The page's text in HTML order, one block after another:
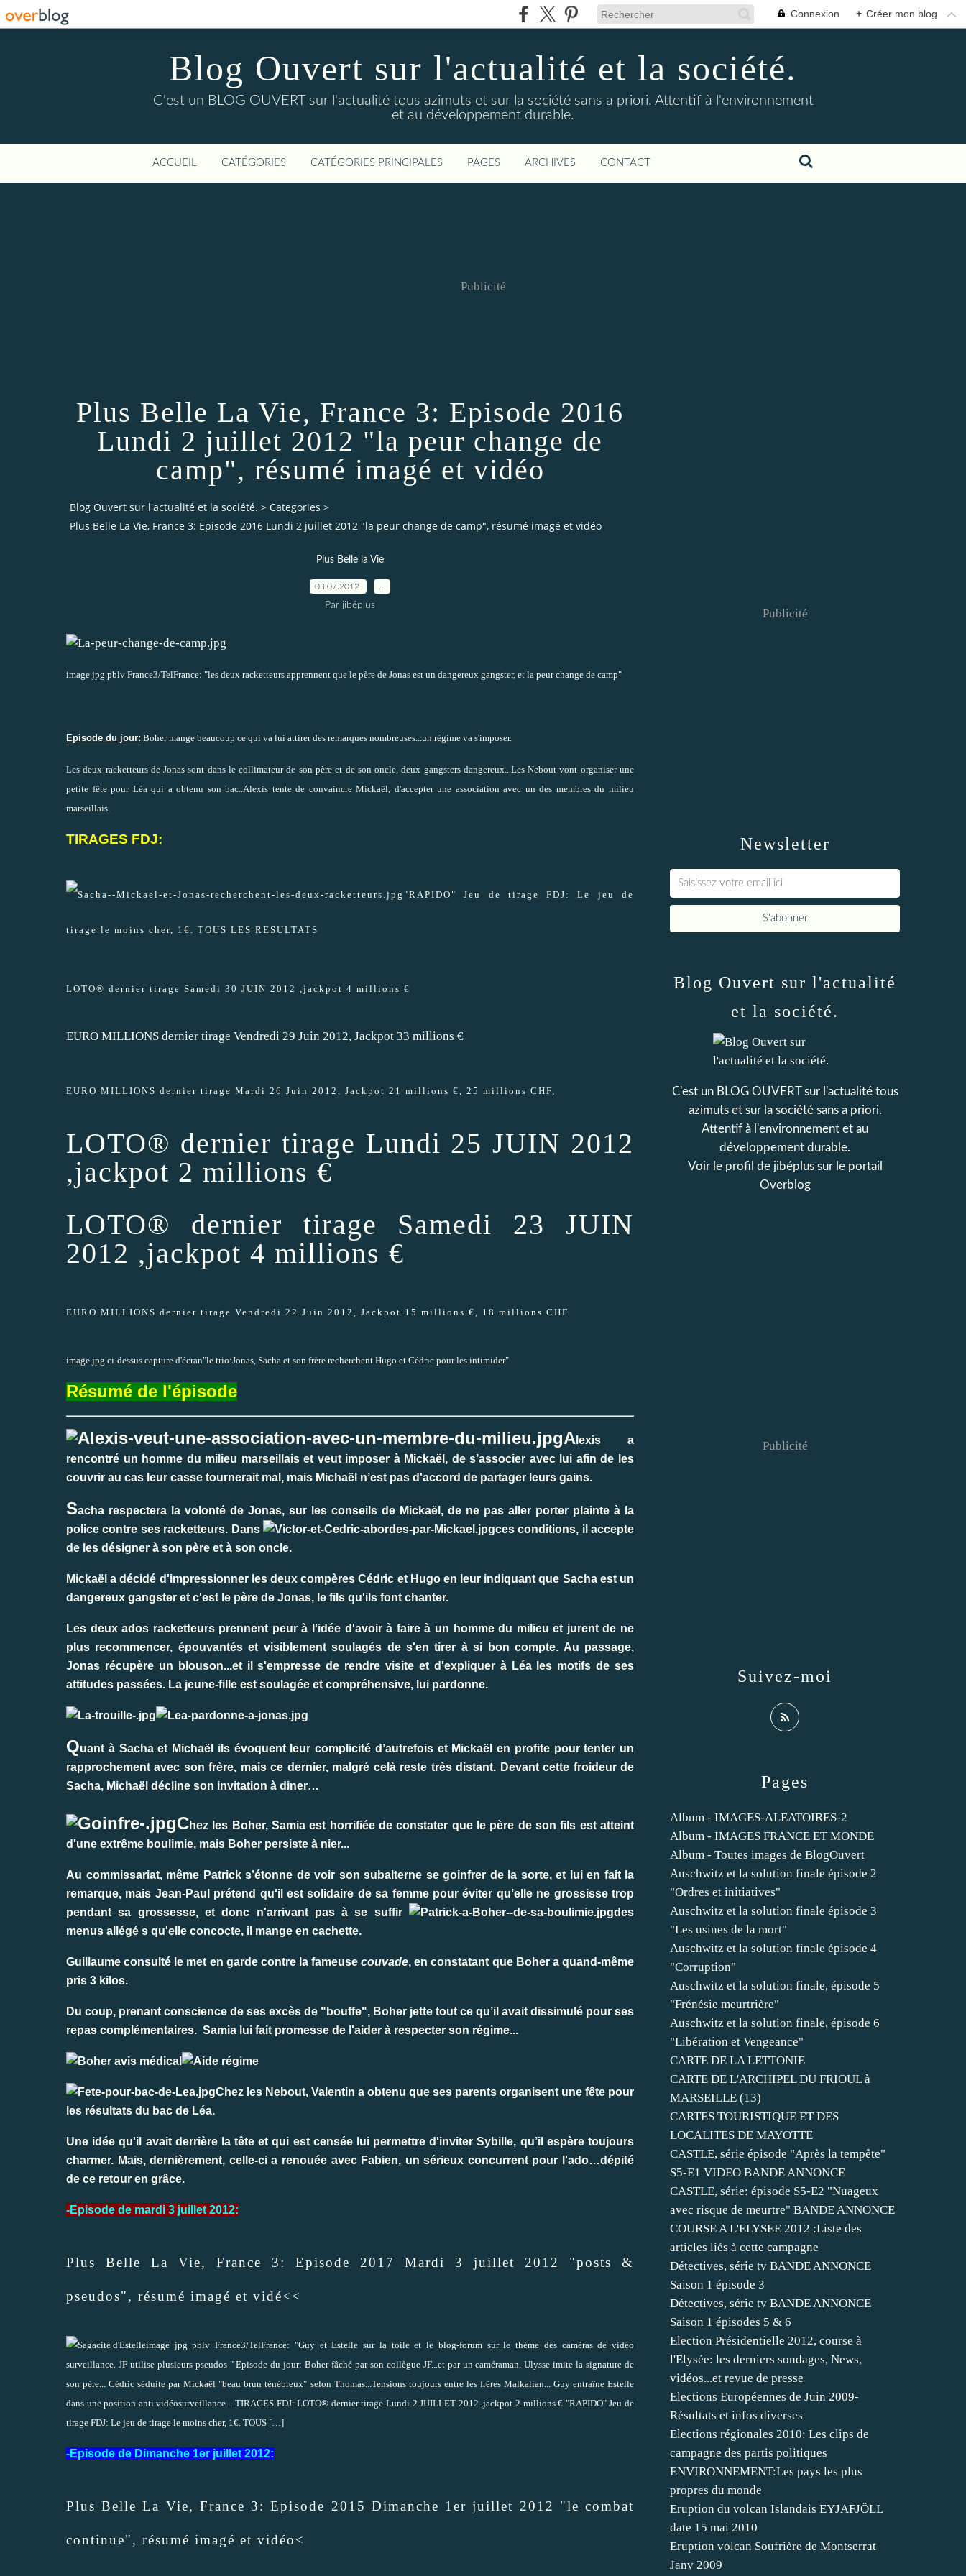
Connexion + Créer mon blog
Blog Ouvert sur l'actualité et la société.
C'est un BLOG OUVERT sur l'actualité tous azimuts et sur la société sans a priori. Attentif à l'environnement
et au développement durable.
ACCUEIL CATÉGORIES CATÉGORIES PRINCIPALES PAGES ARCHIVES CONTACT
Publicité
Plus Belle La Vie, France 3: Episode 2016
Lundi 2 juillet 2012 "la peur change de
camp", résumé imagé et vidéo
Blog Ouvert sur l'actualité et la société. > Categories >
Plus Belle La Vie, France 3: Episode 2016 Lundi 2 juillet 2012 "la peur change de camp", résumé imagé et vidéo
Plus Belle la Vie
03.07.2012
Par jibéplus
image jpg pblv France3/TelFrance: "les deux racketteurs apprennent que le père de Jonas est un dangereux gangster, et la peur change de camp"
Episode du jour: Boher mange beaucoup ce qui va lui attirer des remarques nombreuses...un régime va s'imposer.
Les deux racketteurs de Jonas sont dans le collimateur de son père et de son oncle, deux gangsters dangereux...Les Nebout vont organiser une
petite fête pour Léa qui a obtenu son bac..Alexis tente de convaincre Mickaël, d'accepter une association avec un des membres du milieu
marseillais.
TIRAGES FDJ:
"RAPIDO" Jeu de tirage FDJ: Le jeu de
tirage le moins cher, 1€. TOUS LES RESULTATS
LOTO® dernier tirage Samedi 30 JUIN 2012 ,jackpot 4 millions €
EURO MILLIONS dernier tirage Vendredi 29 Juin 2012, Jackpot 33 millions €
EURO MILLIONS dernier tirage Mardi 26 Juin 2012, Jackpot 21 millions €, 25 millions CHF,
LOTO® dernier tirage Lundi 25 JUIN 2012
,jackpot 2 millions €
LOTO® dernier tirage Samedi 23 JUIN
2012 ,jackpot 4 millions €
EURO MILLIONS dernier tirage Vendredi 22 Juin 2012, Jackpot 15 millions €, 18 millions CHF
image jpg ci-dessus capture d'écran"le trio:Jonas, Sacha et son frère recherchent Hugo et Cédric pour les intimider"
Résumé de l'épisode
A lexis a
rencontré un homme du milieu marseillais et veut imposer à Mickaël, de s’associer avec lui afin de les
couvrir au cas leur casse tournerait mal, mais Michaël n’est pas d'accord de partager leurs gains.
Sacha respectera la volonté de Jonas, sur les conseils de Mickaël, de ne pas aller porter plainte à la
police contre ses racketteurs. Dans
ces conditions, il accepte
de les désigner à son père et à son oncle.
Mickaël a décidé d'impressionner les deux compères Cédric et Hugo en leur indiquant que Sacha est un
dangereux gangster et c'est le père de Jonas, le fils qu'ils font chanter.
Les deux ados racketteurs prennent peur à l'idée d'avoir à faire à un homme du milieu et jurent de ne
plus recommencer, épouvantés et visiblement soulagés de s'en tirer à si bon compte. Au passage,
Jonas récupère un blouson...et il s'empresse de rendre visite et d'expliquer à Léa les motifs de ses
attitudes passées. La jeune-fille est soulagée et compréhensive, lui pardonne.
Quant à Sacha et Michaël ils évoquent leur complicité d’autrefois et Mickaël en profite pour tenter un
rapprochement avec son frère, mais ce dernier, malgré celà reste très distant. Devant cette froideur de
Sacha, Michaël décline son invitation à diner…
Chez les Boher, Samia est horrifiée de constater que le père de son fils est atteint
d'une extrême boulimie, mais Boher persiste à nier...
Au commissariat, même Patrick s’étonne de voir son subalterne se goinfrer de la sorte, et lui en fait la
remarque, mais Jean-Paul prétend qu'il est solidaire de sa femme pour éviter qu’elle ne grossisse trop
pendant sa grossesse, et donc n'arrivant pas à se suffir
des
menus allégé s qu'elle concocte, il mange en cachette.
Guillaume consulté le met en garde contre la fameusecouvade, en constatant que Boher a quand-même
pris 3 kilos.
Du coup, prenant conscience de ses excès de "bouffe", Boher jette tout ce qu’il avait dissimulé pour ses
repas complémentaires. Samia lui fait promesse de l'aider à respecter son régime...
Chez les Nebout, Valentin a obtenu que ses parents organisent une fête pour
les résultats du bac de Léa.
Une idée qu'il avait derrière la tête et qui est censée lui permettre d'inviter Sybille, qu’il espère toujours
charmer. Mais, dernièrement, celle-ci a renouée avec Fabien, un sérieux concurrent pour l'ado…dépité
de ce retour en grâce.
-Episode de mardi 3 juillet 2012:
Plus Belle La Vie, France 3: Episode 2017 Mardi 3 juillet 2012 "posts &
pseudos", résumé imagé et vidé<<
image jpg pblv France3/TelFrance: "Guy et Estelle sur la toile et le blog-forum sur le thème des caméras de vidéo
surveillance. JF utilise plusieurs pseudos " Episode du jour: Boher fâché par son collègue JF...et par un caméraman. Ulysse imite la signature de
son père... Cédric séduite par Mickaël "beau brun ténébreux" selon Thomas...Tensions toujours entre les frères Malkalian... Guy entraîne Estelle
dans une position anti vidéosurveillance... TIRAGES FDJ: LOTO® dernier tirage Lundi 2 JUILLET 2012 ,jackpot 2 millions € "RAPIDO" Jeu de
tirage FDJ: Le jeu de tirage le moins cher, 1€. TOUS […]
-Episode de Dimanche 1er juillet 2012:
Plus Belle La Vie, France 3: Episode 2015 Dimanche 1er juillet 2012 "le combat
continue", résumé imagé et vidéo<
Newsletter
Publicité
Pages
Album - IMAGES-ALEATOIRES-2
Album - IMAGES FRANCE ET MONDE
Album - Toutes images de BlogOuvert
Auschwitz et la solution finale épisode 2
"Ordres et initiatives"
Auschwitz et la solution finale épisode 3
"Les usines de la mort"
Auschwitz et la solution finale épisode 4
"Corruption"
Auschwitz et la solution finale, épisode 5
"Frénésie meurtrière"
Auschwitz et la solution finale, épisode 6
"Libération et Vengeance"
CARTE DE LA LETTONIE
CARTE DE L'ARCHIPEL DU FRIOUL à
MARSEILLE (13)
CARTES TOURISTIQUE ET DES
LOCALITES DE MAYOTTE
CASTLE, série épisode "Après la tempête"
S5-E1 VIDEO BANDE ANNONCE
CASTLE, série: épisode S5-E2 "Nuageux
avec risque de meurtre" BANDE ANNONCE
COURSE A L'ELYSEE 2012 :Liste des
articles liés à cette campagne
Détectives, série tv BANDE ANNONCE
Saison 1 épisode 3
Détectives, série tv BANDE ANNONCE
Saison 1 épisodes 5 & 6
Election Présidentielle 2012, course à
l'Elysée: les derniers sondages, News,
vidéos...et revue de presse
Elections Européennes de Juin 2009-
Résultats et infos diverses
Elections régionales 2010: Les clips de
campagne des partis politiques
ENVIRONNEMENT:Les pays les plus
propres du monde
Eruption du volcan Islandais EYJAFJÖLL
date 15 mai 2010
Eruption volcan Soufrière de Montserrat
Janv 2009
Blog Ouvert sur l'actualité
et la société.
C'est un BLOG OUVERT sur l'actualité tous
azimuts et sur la société sans a priori.
Attentif à l'environnement et au
développement durable.
Voir le profil de jibéplussur le portail
Overblog
Suivez-moi
Publicité